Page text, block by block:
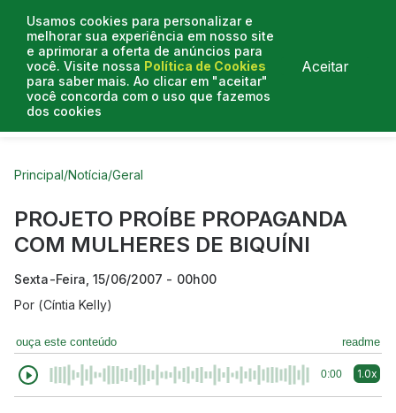
Usamos cookies para personalizar e
melhorar sua experiência em nosso site
e aprimorar a oferta de anúncios para
você. Visite nossa Política de Cookies
para saber mais. Ao clicar em "aceitar"
você concorda com o uso que fazemos
dos cookies
Aceitar
Curtas do Poder
Principal/Notícia/Geral
PROJETO PROÍBE PROPAGANDA
COM MULHERES DE BIQUÍNI
Sexta-Feira, 15/06/2007 - 00h00
Por (Cíntia Kelly)
ouça este conteúdo readme
0:00 1.0x